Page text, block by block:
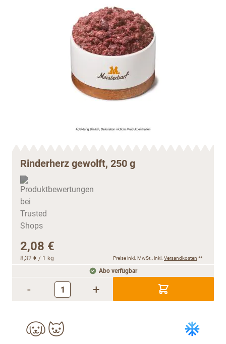
Rinderherz gewolft, 250 g
2,08 €
8,32 € / 1 kg Preise inkl. MwSt., inkl. Versandkosten **
Abo verfügbar
- +